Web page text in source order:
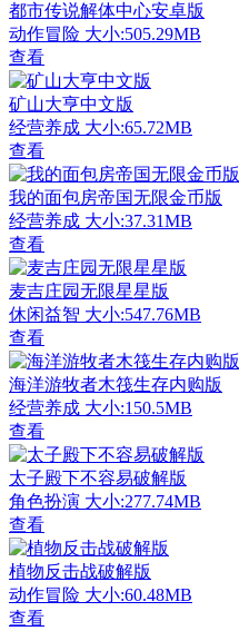
都市传说解体中心安卓版
动作冒险 大小:505.29MB
查看
矿山大亨中文版
经营养成 大小:65.72MB
查看
我的面包房帝国无限金币版
经营养成 大小:37.31MB
查看
麦吉庄园无限星星版
休闲益智 大小:547.76MB
查看
海洋游牧者木筏生存内购版
经营养成 大小:150.5MB
查看
太子殿下不容易破解版
角色扮演 大小:277.74MB
查看
植物反击战破解版
动作冒险 大小:60.48MB
查看